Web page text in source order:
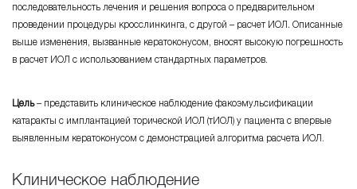
последовательность лечения и решения вопроса о предварительном
проведении процедуры кросслинкинга, с другой – расчет ИОЛ. Описанные
выше изменения, вызванные кератоконусом, вносят высокую погрешность
в расчет ИОЛ с использованием стандартных параметров.
Цель– представить клиническое наблюдение факоэмульсификации
катаракты с имплантацией торической ИОЛ (тИОЛ) у пациента с впервые
выявленным кератоконусом с демонстрацией алгоритма расчета ИОЛ.
Клиническое наблюдение